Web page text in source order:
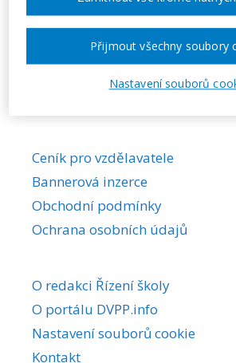
Požadovaná akce nebyla
Ceník pro vzdělavatele
Bannerová inzerce
Obchodní podmínky
Ochrana osobních údajů
O redakci Řízení školy
O portálu DVPP.info
Nastavení souborů cookie
Kontakt
Nastavení souborů
Přijmout všechny soubory